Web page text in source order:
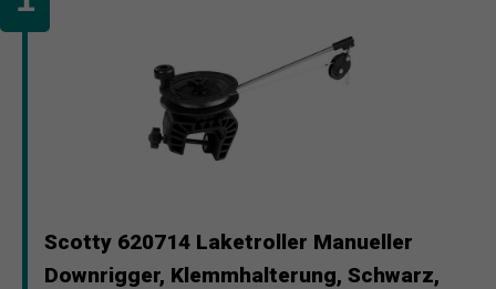
Scotty 620714 Laketroller Manueller
Downrigger, Klemmhalterung, Schwarz,